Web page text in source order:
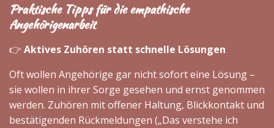
Praktische Tipps für die empathische
Angehörigenarbeit
👉 Aktives Zuhören statt schnelle Lösungen
Oft wollen Angehörige gar nicht sofort eine Lösung –
sie wollen in ihrer Sorge gesehen und ernst genommen
werden. Zuhören mit offener Haltung, Blickkontakt und
bestätigenden Rückmeldungen („Das verstehe ich